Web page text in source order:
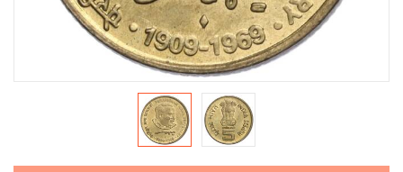
Неофициальные выпуски монет (Unusual)
Античные и средневековые монеты